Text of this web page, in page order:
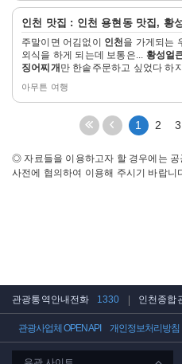
인천 맛집 : 인천 용현동 맛집, 황
주말이면 어김없이 인천을 가게되는
외식을 하게 되는데 보통은... 황성얼
징어찌개만 한솥주문하고 싶었다 하
아무튼 여행
자
처
음
이
지
이
전
페
이
1 2 3
◎ 자료들을 이용하고자 할 경우에는
사전에 협의하여 이용해 주시기 바랍니
관광통역안내전화 1330 인천종합
관광사업체 OPEN API 개인정보처리방침